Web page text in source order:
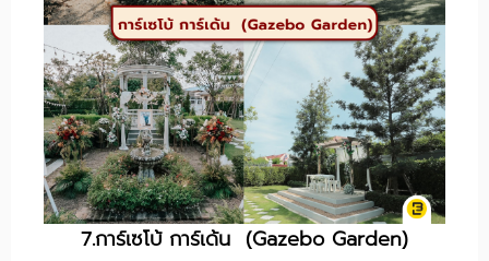
7.การ์เซโบ้ การ์เด้น (Gazebo Garden)